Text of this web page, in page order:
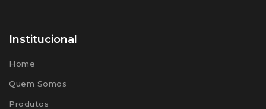
Institucional
Home
Quem Somos
Produtos